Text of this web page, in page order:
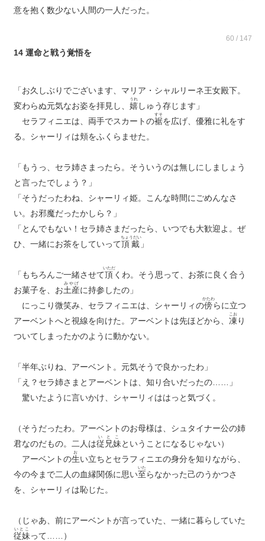
意を抱く数少ない人間の一人だった。
60 / 147
14 運命と戦う覚悟を
「お久しぶりでございます、マリア・シャルリーネ王女殿下。
変わらぬ元気なお姿を拝見し、 嬉
うれ
しゅう存じます」
セラフィニエは、両手でスカートの裾
すそ
を広げ、優雅に礼をす
る。シャーリィは頬をふくらませた。
「もうっ、セラ姉さまったら。そういうのは無しにしましょう
と言ったでしょう？」
「そうだったわね、シャーリィ姫。こんな時間にごめんなさ
い。お邪魔だったかしら？」
「とんでもない！セラ姉さまだったら、いつでも大歓迎よ。ぜ
ひ、一緒にお茶をしていって頂戴
ちょうだい
」
「もちろんご一緒させて頂
いただ
くわ。そう思って、お茶に良く合う
お菓子を、お土産
みやげ
に持参したの」
にっこり微笑み、セラフィニエは、シャーリィの傍
かたわ
らに立つ
アーベントへと視線を向けた。アーベントは先ほどから、 凍
こお
り
ついてしまったかのように動かない。
「半年ぶりね、アーベント。元気そうで良かったわ」
「え？セラ姉さまとアーベントは、知り合いだったの……」
驚いたように言いかけ、シャーリィははっと気づく。
（そうだったわ。アーベントのお母様は、シュタイナー公の姉
君なのだもの。二人は従兄妹
いとこ
ということになるじゃない）
アーベントの生
お
い立ちとセラフィニエの身分を知りながら、
今の今まで二人の血縁関係に思い至
いた
らなかった己のうかつさ
を、シャーリィは恥じた。
（じゃあ、前にアーベントが言っていた、一緒に暮らしていた
従妹
いとこ
って……）